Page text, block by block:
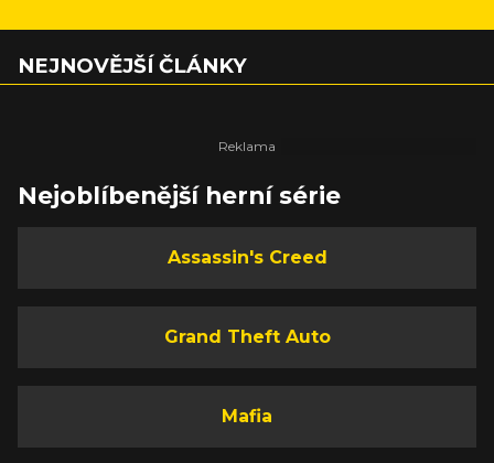
NEJNOVĚJŠÍ ČLÁNKY
Nejoblíbenější herní série
Assassin's Creed
Grand Theft Auto
Mafia